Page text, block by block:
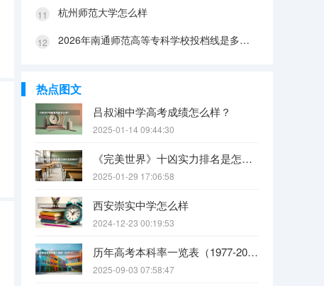
杭州师范大学怎么样
2026年南通师范高等专科学校投档线是多少？分数线、费用与入学攻略
热点图文
吕叔湘中学高考成绩怎么样？
2025-01-14 09:44:30
《完美世界》十凶实力排名是怎样的?（《完美世界》八大功法排名是怎样的？）
2025-01-29 17:06:58
西安崇实中学怎么样
2024-12-23 00:19:53
历年高考本科率一览表（1977-2024高考报考人数及录取率变化趋势分析）
2025-09-03 07:58:47